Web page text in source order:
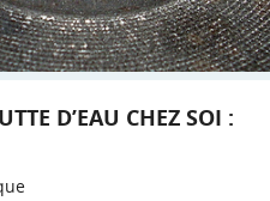
D’EAU CHEZ SOI :